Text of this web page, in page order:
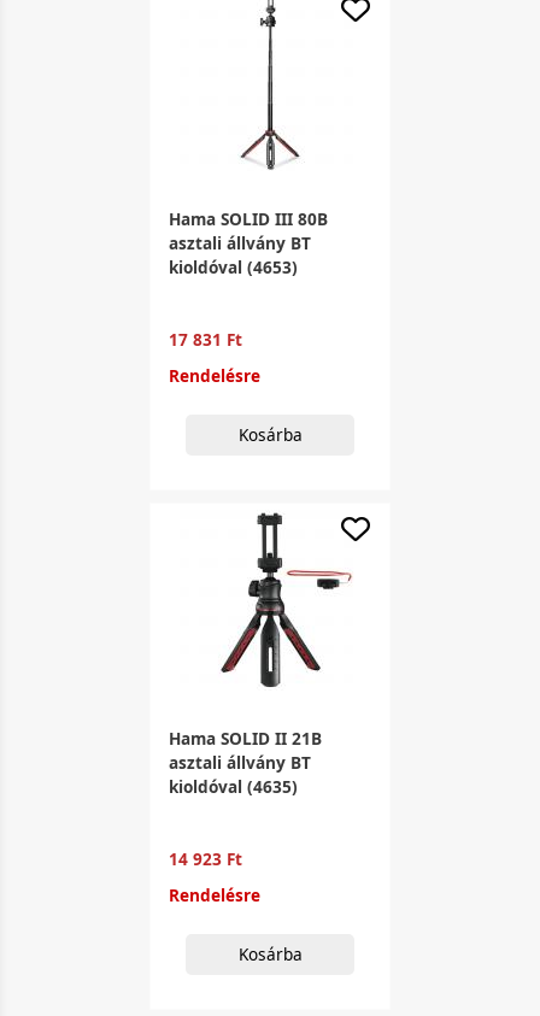
Hama SOLID III 80B
asztali állvány BT
kioldóval (4653)
17 831 Ft
Rendelésre
Kosárba
Hama SOLID II 21B
asztali állvány BT
kioldóval (4635)
14 923 Ft
Rendelésre
Kosárba